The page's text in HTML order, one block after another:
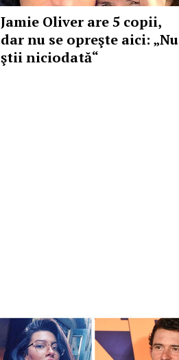
Jamie Oliver are 5 copii,
dar nu se opreşte aici: „Nu
ştii niciodată“